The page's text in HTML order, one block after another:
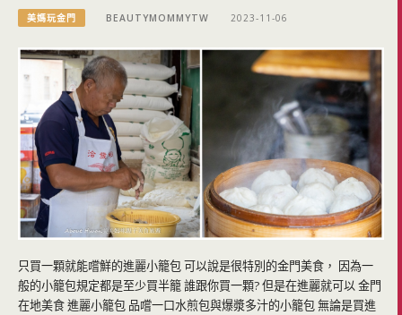
美媽玩金門 BEAUTYMOMMYTW 2023-11-06
只買一顆就能嚐鮮的進麗小籠包 可以說是很特別的金門美食， 因為一
般的小籠包規定都是至少買半籠 誰跟你買一顆? 但是在進麗就可以 金門
在地美食 進麗小籠包 品嚐一口水煎包與爆漿多汁的小籠包 無論是買進